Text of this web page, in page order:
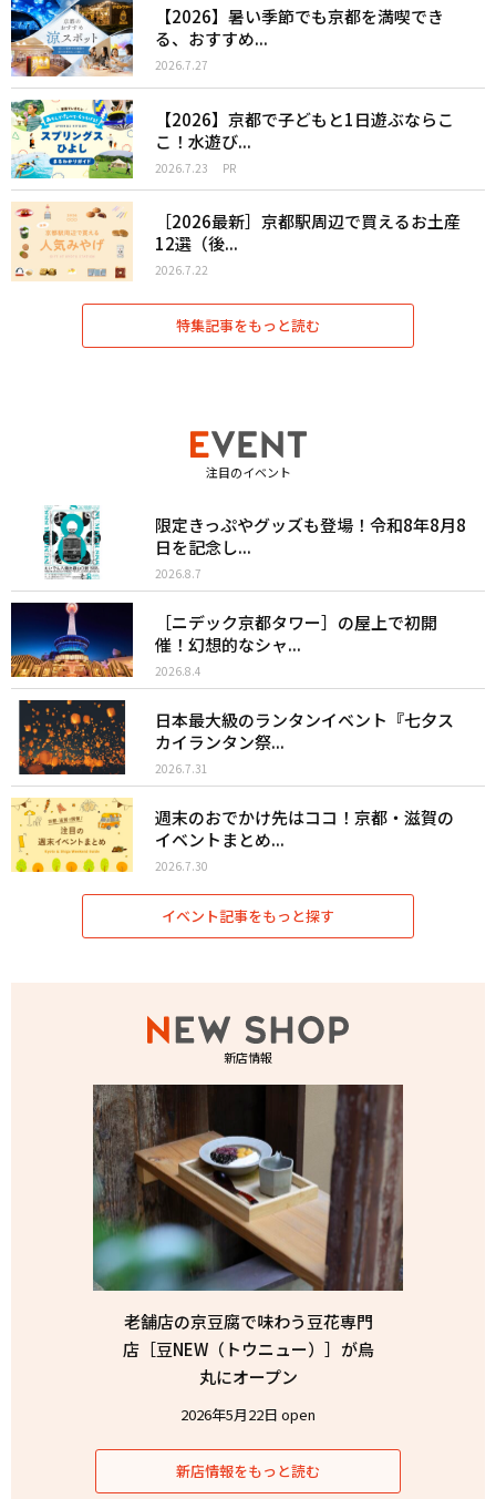
【2026】暑い季節でも京都を満喫でき
る、おすすめ...
2026.7.27
【2026】京都で子どもと1日遊ぶならこ
こ！水遊び...
2026.7.23 PR
［2026最新］京都駅周辺で買えるお土産
12選（後...
2026.7.22
特集記事をもっと読む
注目のイベント
限定きっぷやグッズも登場！令和8年8月8
日を記念し...
2026.8.7
［ニデック京都タワー］の屋上で初開
催！幻想的なシャ...
2026.8.4
日本最大級のランタンイベント『七夕ス
カイランタン祭...
2026.7.31
週末のおでかけ先はココ！京都・滋賀の
イベントまとめ...
2026.7.30
イベント記事をもっと探す
新店情報
老舗店の京豆腐で味わう豆花専門
店［豆NEW（トウニュー）］が烏
丸にオープン
2026年5月22日 open
新店情報をもっと読む